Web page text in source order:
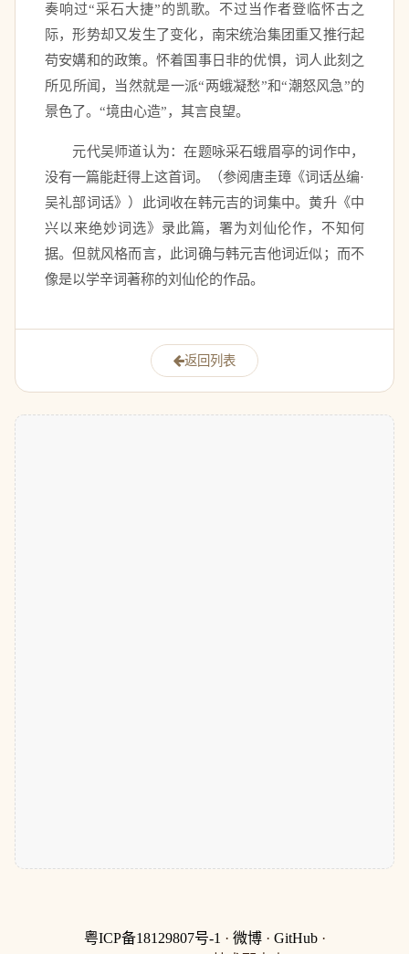
奏响过“采石大捷”的凯歌。不过当作者登临怀古之
际，形势却又发生了变化，南宋统治集团重又推行起
苟安媾和的政策。怀着国事日非的优惧，词人此刻之
所见所闻，当然就是一派“两蛾凝愁”和“潮怒风急”的
景色了。“境由心造”，其言良望。
元代吴师道认为：在题咏采石蛾眉亭的词作中，
没有一篇能赶得上这首词。（参阅唐圭璋《词话丛编·
吴礼部词话》）此词收在韩元吉的词集中。黄升《中
兴以来绝妙词选》录此篇，署为刘仙伦作，不知何
据。但就风格而言，此词确与韩元吉他词近似；而不
像是以学辛词著称的刘仙伦的作品。
返回列表
粤ICP备18129807号-1 · 微博· GitHub·